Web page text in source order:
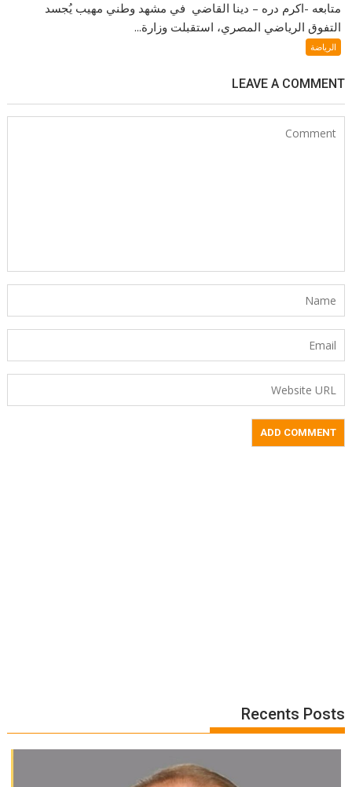
متابعه -اكرم دره – دينا القاضي في مشهد وطني مهيب يُجسد
التفوق الرياضي المصري، استقبلت وزارة...
الرياضة
LEAVE A COMMENT
Recents Posts